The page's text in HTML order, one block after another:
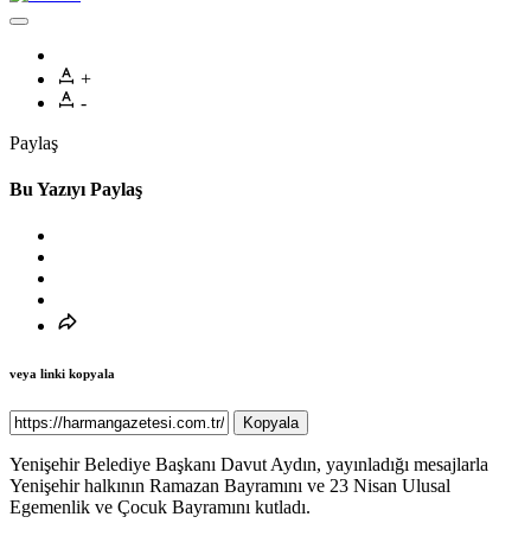
+
-
Paylaş
Bu Yazıyı Paylaş
veya linki kopyala
Kopyala
Yenişehir Belediye Başkanı Davut Aydın, yayınladığı mesajlarla
Yenişehir halkının Ramazan Bayramını ve 23 Nisan Ulusal
Egemenlik ve Çocuk Bayramını kutladı.